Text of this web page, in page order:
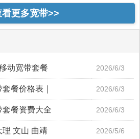
看更多宽带>>
动宽带套餐 2026/6/3
餐价格表｜ 2026/6/3
餐资费大全 2026/6/3
理 文山 曲靖 2026/5/6